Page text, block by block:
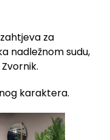
za
nadležnom sudu,
karaktera.